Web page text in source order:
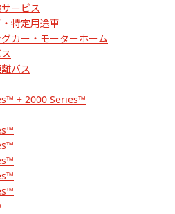
ービス
特定用途車
カー・モーターホーム
バス
+ 2000 Series™